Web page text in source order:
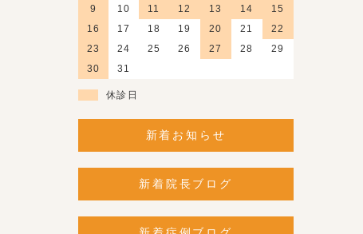
9
10 11 12 13 14
15
16
17 18 19 20 21
22
23
24 25 26 27 28
29
30
31
休診日
新着お知らせ
新着院長ブログ